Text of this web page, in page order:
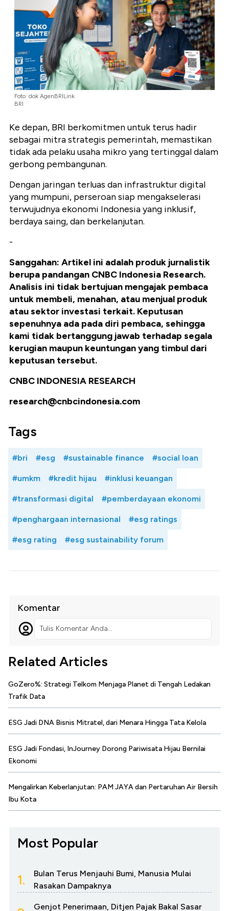
Foto: dok AgenBRILink
BRI
Ke depan, BRI berkomitmen untuk terus hadir
sebagai mitra strategis pemerintah, memastikan
tidak ada pelaku usaha mikro yang tertinggal dalam
gerbong pembangunan.
Dengan jaringan terluas dan infrastruktur digital
yang mumpuni, perseroan siap mengakselerasi
terwujudnya ekonomi Indonesia yang inklusif,
berdaya saing, dan berkelanjutan.
-
Sanggahan: Artikel ini adalah produk jurnalistik
berupa pandangan CNBC Indonesia Research.
Analisis ini tidak bertujuan mengajak pembaca
untuk membeli, menahan, atau menjual produk
atau sektor investasi terkait. Keputusan
sepenuhnya ada pada diri pembaca, sehingga
kami tidak bertanggung jawab terhadap segala
kerugian maupun keuntungan yang timbul dari
keputusan tersebut.
CNBC INDONESIA RESEARCH
research@cnbcindonesia.com
Tags
#bri #esg #sustainable finance #social loan
#umkm #kredit hijau #inklusi keuangan
#transformasi digital #pemberdayaan ekonomi
#penghargaan internasional #esg ratings
#esg rating #esg sustainability forum
Komentar
Tulis Komentar Anda...
Related Articles
GoZero%: Strategi Telkom Menjaga Planet di Tengah Ledakan
Trafik Data
ESG Jadi DNA Bisnis Mitratel, dari Menara Hingga Tata Kelola
ESG Jadi Fondasi, InJourney Dorong Pariwisata Hijau Bernilai
Ekonomi
Mengalirkan Keberlanjutan: PAM JAYA dan Pertaruhan Air Bersih
Ibu Kota
Most Popular
1.
Bulan Terus Menjauhi Bumi, Manusia Mulai
Rasakan Dampaknya
Genjot Penerimaan, Ditjen Pajak Bakal Sasar